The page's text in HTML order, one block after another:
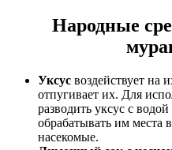
Народные
Уксус воздействует на
отпугивает их. Для
разводить уксус с
обрабатывать им места
насекомые.